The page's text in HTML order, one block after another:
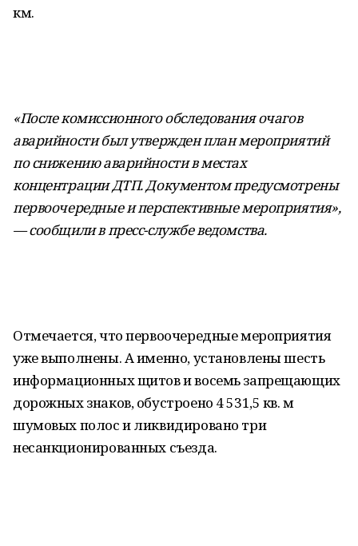
км.
«После комиссионного обследования очагов
аварийности был утвержден план мероприятий
по снижению аварийности в местах
концентрации ДТП. Документом предусмотрены
первоочередные и перспективные мероприятия»,
— сообщили в пресс-службе ведомства.
Отмечается, что первоочередные мероприятия
уже выполнены. А именно, установлены шесть
информационных щитов и восемь запрещающих
дорожных знаков, обустроено 4 531,5 кв. м
шумовых полос и ликвидировано три
несанкционированных съезда.